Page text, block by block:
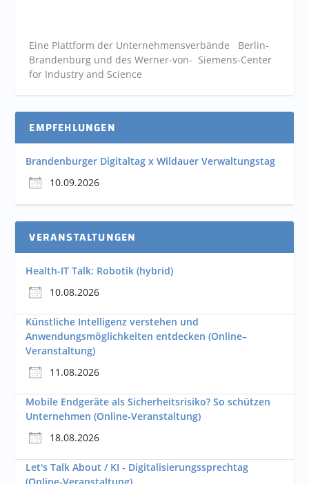
Eine Plattform der Unternehmensverbände Berlin-
Brandenburg und des Werner-von- Siemens-Center
for Industry and Science
EMPFEHLUNGEN
Brandenburger Digitaltag x Wildauer Verwaltungstag
10.09.2026
VERANSTALTUNGEN
Health-IT Talk: Robotik (hybrid)
10.08.2026
Künstliche Intelligenz verstehen und
Anwendungsmöglichkeiten entdecken (Online–
Veranstaltung)
11.08.2026
Mobile Endgeräte als Sicherheitsrisiko? So schützen
Unternehmen (Online-Veranstaltung)
18.08.2026
Let's Talk About / KI - Digitalisierungssprechtag